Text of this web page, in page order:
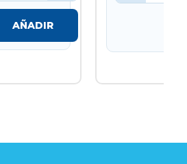
AÑADIR